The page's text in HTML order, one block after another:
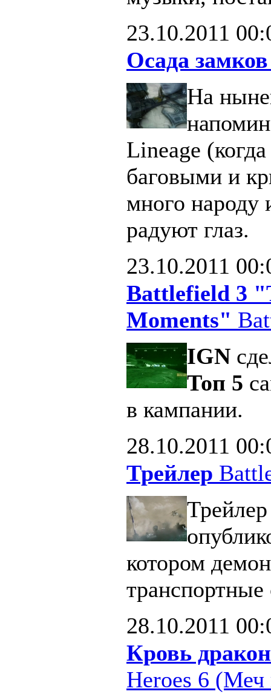
23.10.2011
Осада замков
На
Lineage
баговыми и
много народу
радуют глаз.
23.10.2011
Battlefield 3
Moments"
IGN
Топ 5
в кампании.
28.10.2011
Трейлер
котором
транспортные
28.10.2011
Кровь
Heroes 6 (Меч